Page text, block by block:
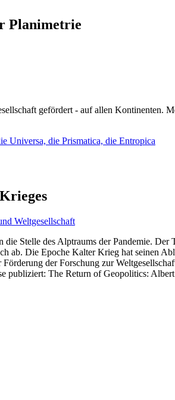
Planimetrie
gefördert - auf allen Kontinenten.
Universa, die Prismatica, die Entropica
Weltgesellschaft
Stelle des Alptraums der Pandemie.
ab. Die Epoche Kalter Krieg hat seinen
der Forschung zur
publiziert: The Return of Geopolitics: